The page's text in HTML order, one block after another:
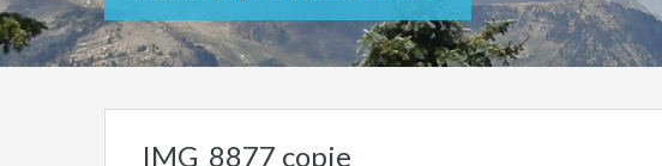
IMG_8877 copie